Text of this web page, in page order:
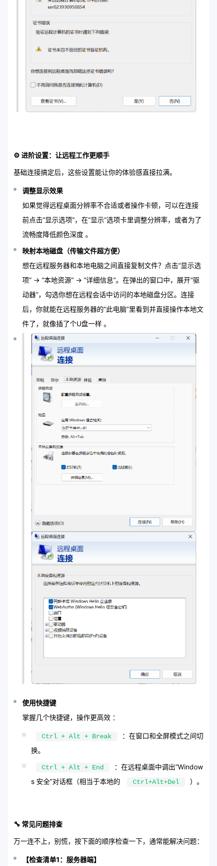
⚙️ 进阶设置：让远程工作更顺手
基础连接搞定后，这些设置能让你的体验感直接拉满。
调整显示效果
如果觉得远程桌面分辨率不合适或者操作卡顿，可以在连接
前点击“显示选项”，在“显示”选项卡里调整分辨率，或者为了
流畅度降低颜色深度 。
映射本地磁盘（传输文件超方便）
想在远程服务器和本地电脑之间直接复制文件？点击“显示选
项” -> “本地资源” -> “详细信息”。在弹出的窗口中，展开“驱
动器”，勾选你想在远程会话中访问的本地磁盘分区。连接
后，你就能在远程服务器的“此电脑”里看到并直接操作本地文
件了，就像插了个U盘一样 。
使用快捷键
掌握几个快捷键，操作更高效 ：
Ctrl + Alt + Break
：在窗口和全屏模式之间切
换。
Ctrl + Alt + End
：在远程桌面中调出“Window
s 安全”对话框（相当于本地的
Ctrl+Alt+Del ）。
🔧 常见问题排查
万一连不上，别慌，按下面的顺序检查一下，通常能解决问题：
【检查清单1：服务器端】